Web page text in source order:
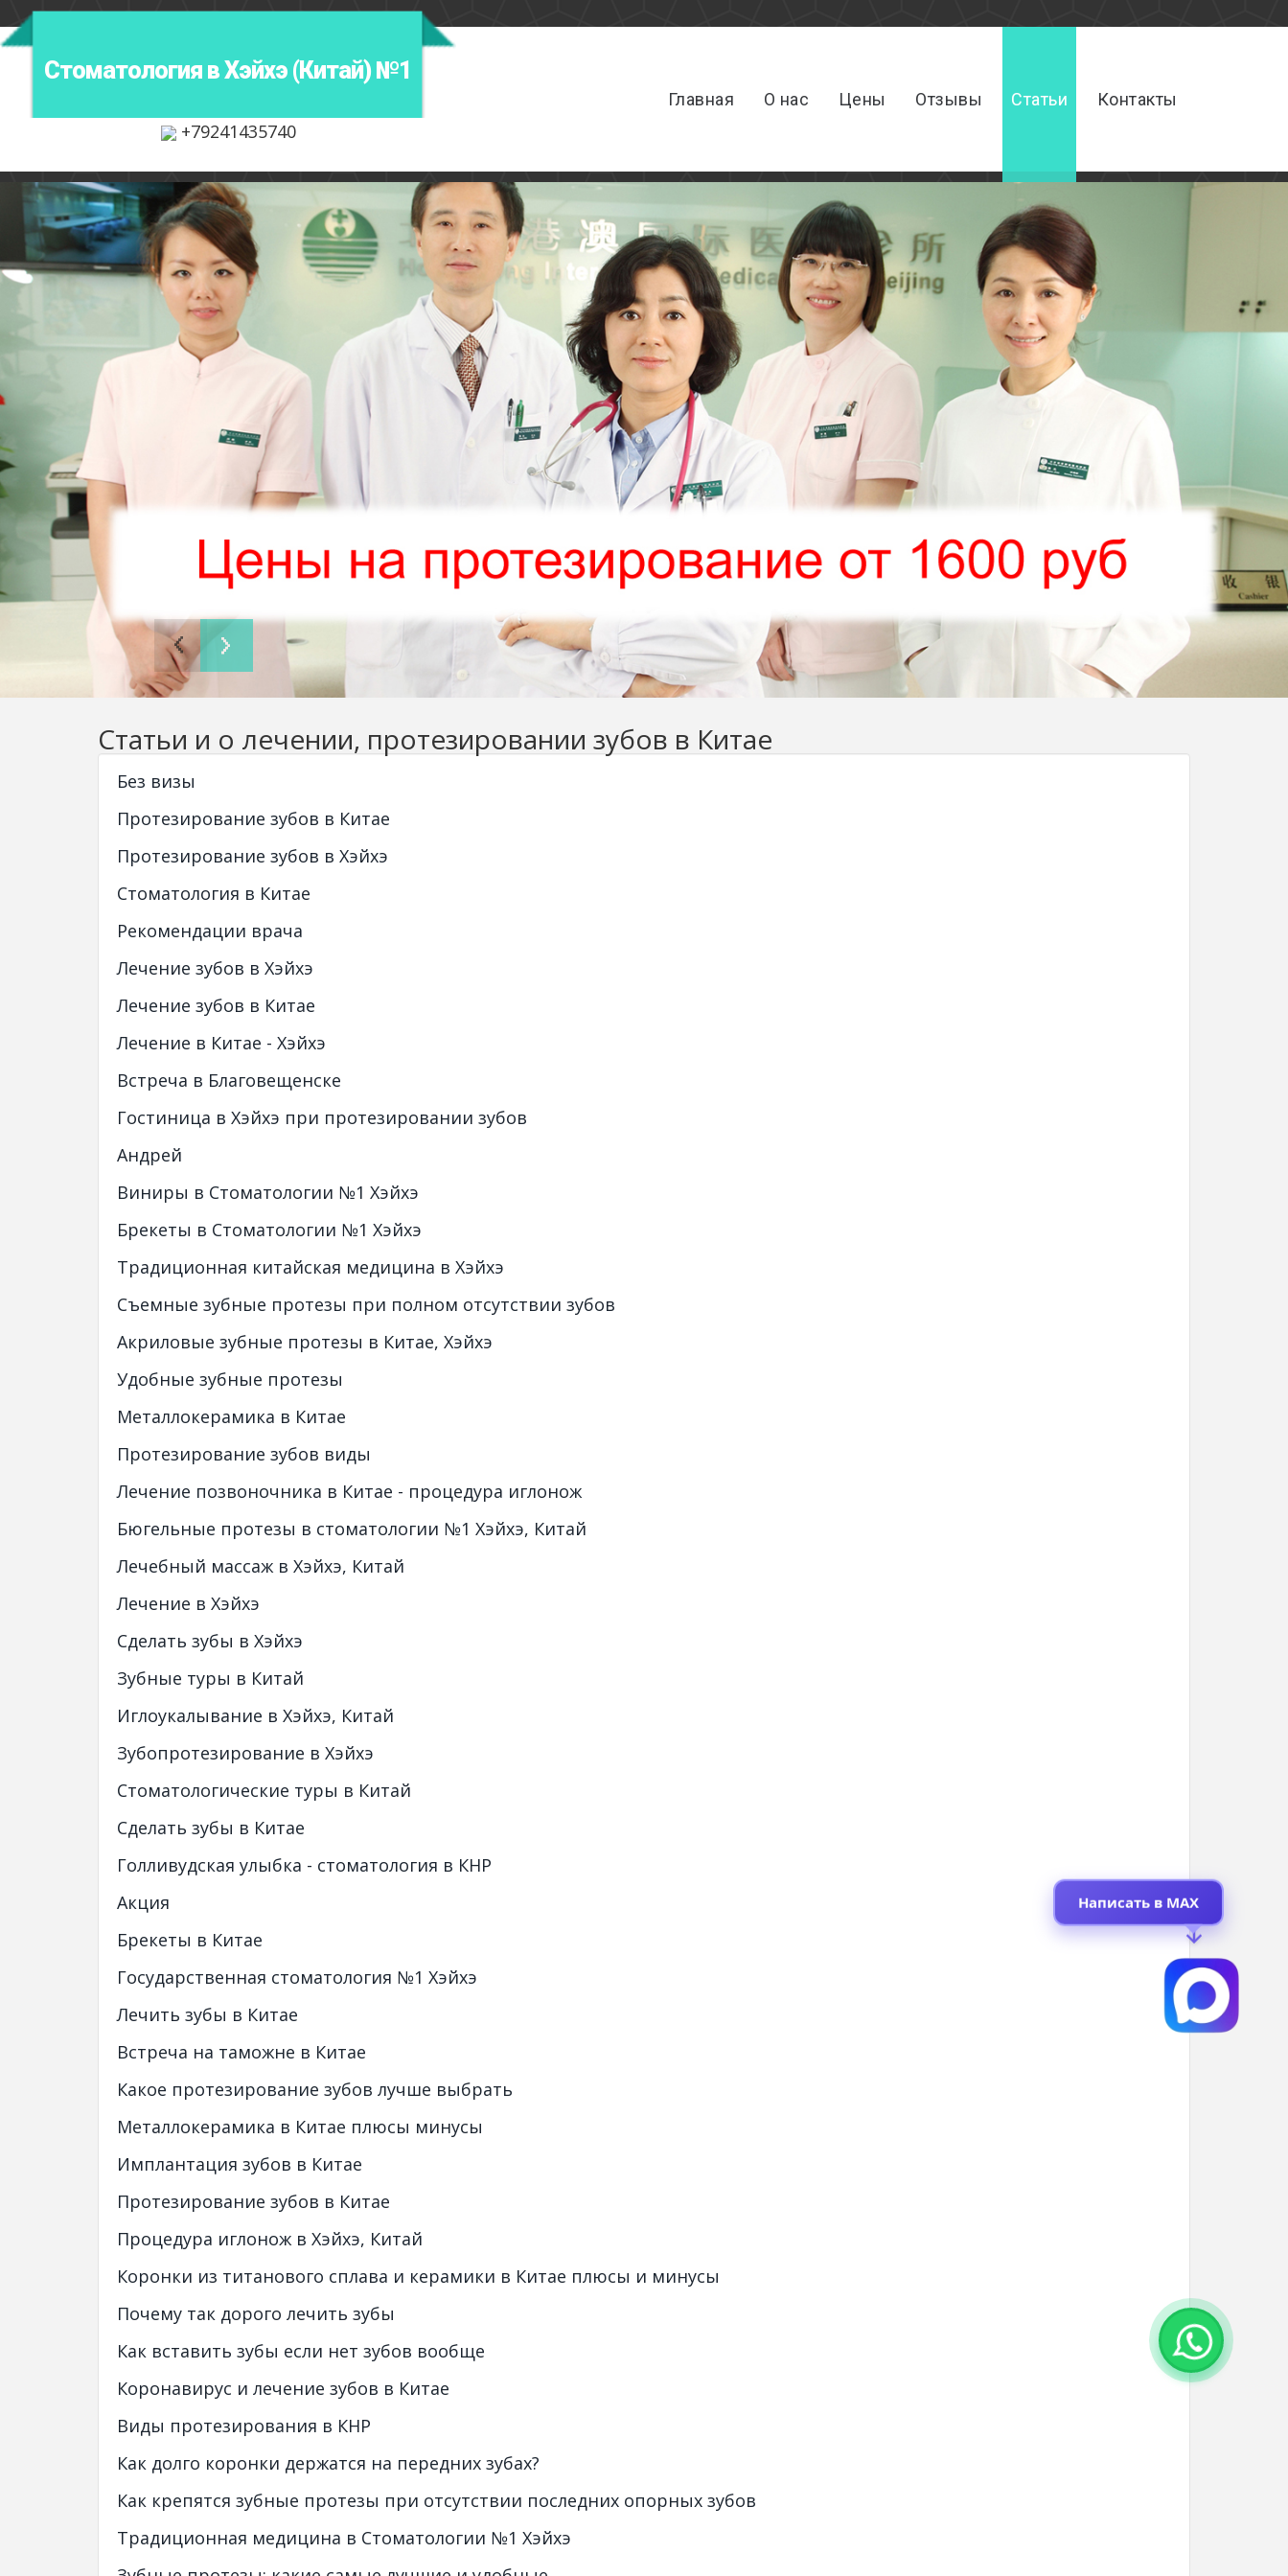
Стоматология в Хэйхэ (Китай) №1
+79241435740
Главная О нас Цены Отзывы Статьи Контакты
Статьи и о лечении, протезировании зубов в Китае
Без визы
Протезирование зубов в Китае
Протезирование зубов в Хэйхэ
Стоматология в Китае
Рекомендации врача
Лечение зубов в Хэйхэ
Лечение зубов в Китае
Лечение в Китае - Хэйхэ
Встреча в Благовещенске
Гостиница в Хэйхэ при протезировании зубов
Андрей
Виниры в Стоматологии №1 Хэйхэ
Брекеты в Стоматологии №1 Хэйхэ
Традиционная китайская медицина в Хэйхэ
Cъемные зубные протезы при полном отсутствии зубов
Акриловые зубные протезы в Китае, Хэйхэ
Удобные зубные протезы
Металлокерамика в Китае
Протезирование зубов виды
Лечение позвоночника в Китае - процедура иглонож
Бюгельные протезы в стоматологии №1 Хэйхэ, Китай
Лечебный массаж в Хэйхэ, Китай
Лечение в Хэйхэ
Сделать зубы в Хэйхэ
Зубные туры в Китай
Иглоукалывание в Хэйхэ, Китай
Зубопротезирование в Хэйхэ
Стоматологические туры в Китай
Сделать зубы в Китае
Голливудская улыбка - стоматология в КНР
Акция
Брекеты в Китае
Государственная стоматология №1 Хэйхэ
Лечить зубы в Китае
Встреча на таможне в Китае
Какое протезирование зубов лучше выбрать
Металлокерамика в Китае плюсы минусы
Имплантация зубов в Китае
Протезирование зубов в Китае
Процедура иглонож в Хэйхэ, Китай
Коронки из титанового сплава и керамики в Китае плюсы и минусы
Почему так дорого лечить зубы
Как вставить зубы если нет зубов вообще
Коронавирус и лечение зубов в Китае
Виды протезирования в КНР
Как долго коронки держатся на передних зубах?
Как крепятся зубные протезы при отсутствии последних опорных зубов
Традиционная медицина в Стоматологии №1 Хэйхэ
Написать в MAX